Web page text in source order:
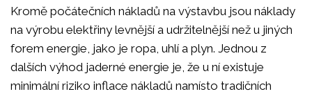
Kromě počátečních nákladů na výstavbu jsou náklady
na výrobu elektřiny levnější a udržitelnější než u jiných
forem energie, jako je ropa, uhlí a plyn. Jednou z
dalších výhod jaderné energie je, že u ní existuje
minimální riziko inflace nákladů namísto tradičních